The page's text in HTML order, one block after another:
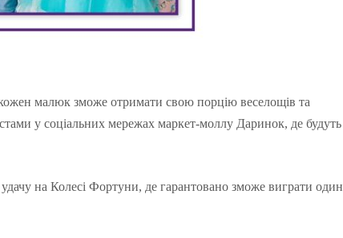
малюк зможе отримати свою порцію веселощів та
у соціальних мережах маркет-моллу Даринок, де будуть
на Колесі Фортуни, де гарантовано зможе виграти один